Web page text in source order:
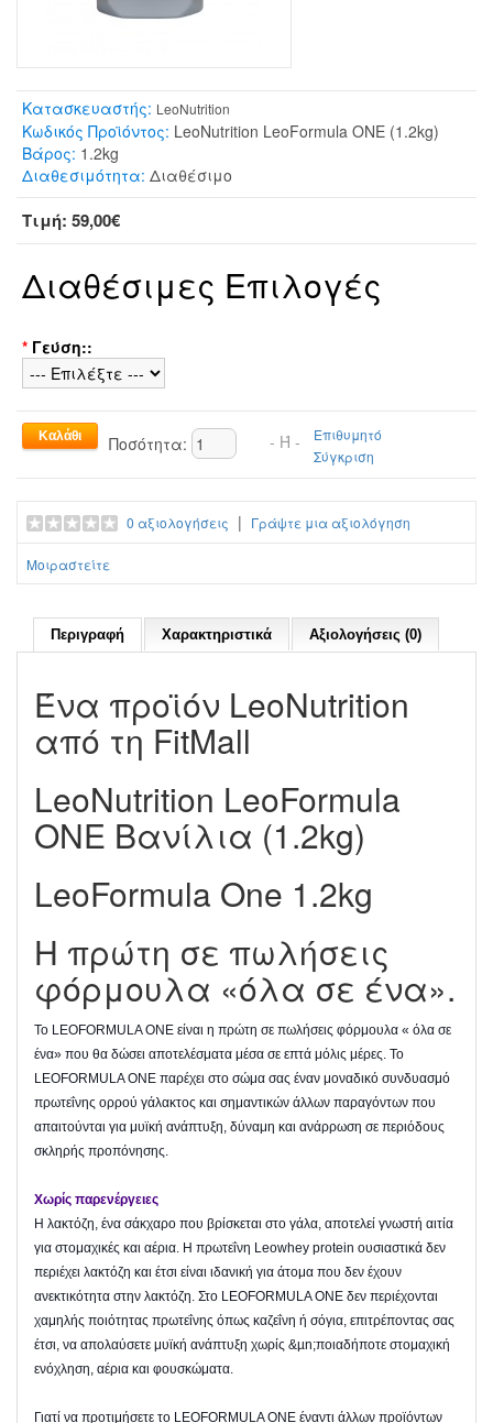
Κατασκευαστής: LeoNutrition
Κωδικός Προϊόντος: LeoNutrition LeoFormula ONE (1.2kg)
Βάρος: 1.2kg
Διαθεσιμότητα: Διαθέσιμο
Τιμή: 59,00€
Διαθέσιμες Επιλογές
* Γεύση::
Ποσότητα: - Ή -
Επιθυμητό
Σύγκριση
0 αξιολογήσεις | Γράψτε μια αξιολόγηση
Μοιραστείτε
Περιγραφή Χαρακτηριστικά Αξιολογήσεις (0)
Ένα προϊόν LeoNutrition
από τη FitMall
LeoNutrition LeoFormula
ONE Βανίλια (1.2kg)
LeoFormula One 1.2kg
Η πρώτη σε πωλήσεις
φόρμουλα «όλα σε ένα».
Το LEOFORMULA ONE είναι η πρώτη σε πωλήσεις φόρμουλα « όλα σε
ένα» που θα δώσει αποτελέσματα μέσα σε επτά μόλις μέρες. Το
LEOFORMULA ONE παρέχει στο σώμα σας έναν μοναδικό συνδυασμό
πρωτεΐνης ορρού γάλακτος και σημαντικών άλλων παραγόντων που
απαιτούνται για μυϊκή ανάπτυξη, δύναμη και ανάρρωση σε περιόδους
σκληρής προπόνησης.
Χωρίς παρενέργειες
Η λακτόζη, ένα σάκχαρο που βρίσκεται στο γάλα, αποτελεί γνωστή αιτία
για στομαχικές και αέρια. Η πρωτεΐνη Leowhey protein ουσιαστικά δεν
περιέχει λακτόζη και έτσι είναι ιδανική για άτομα που δεν έχουν
ανεκτικότητα στην λακτόζη. Στο LEOFORMULA ONE δεν περιέχονται
χαμηλής ποιότητας πρωτεΐνης όπως καζεΐνη ή σόγια, επιτρέποντας σας
έτσι, να απολαύσετε μυϊκή ανάπτυξη χωρίς &µn;ποιαδήποτε στομαχική
ενόχληση, αέρια και φουσκώματα.
Γιατί να προτιμήσετε το LEOFORMULA ONE έναντι άλλων προϊόντων